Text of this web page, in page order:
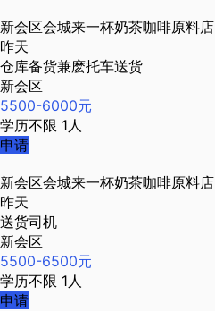
新会区会城来一杯奶茶咖啡原料店
昨天
仓库备货兼麽托车送货
新会区
5500-6000元
学历不限 1人
申请
新会区会城来一杯奶茶咖啡原料店
昨天
送货司机
新会区
5500-6500元
学历不限 1人
申请